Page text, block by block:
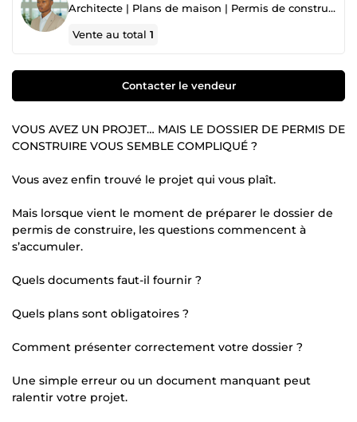
Architecte | Plans de maison | Permis de construire | BIM | Rendus 3D | DQE & DPGF
Vente au total1
Contacter le vendeur
VOUS AVEZ UN PROJET… MAIS LE DOSSIER DE PERMIS DE
CONSTRUIRE VOUS SEMBLE COMPLIQUÉ ?
Vous avez enfin trouvé le projet qui vous plaît.
Mais lorsque vient le moment de préparer le dossier de
permis de construire, les questions commencent à
s’accumuler.
Quels documents faut-il fournir ?
Quels plans sont obligatoires ?
Comment présenter correctement votre dossier ?
Une simple erreur ou un document manquant peut
ralentir votre projet.